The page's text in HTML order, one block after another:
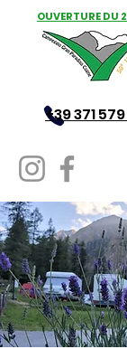
+39 371
OUVERTURE DU